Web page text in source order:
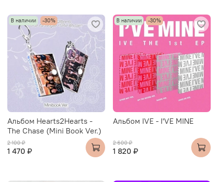
В наличии -30%
Альбом Hearts2Hearts -
The Chase (Mini Book Ver.)
2 100 ₽
1 470 ₽
В наличии -30%
Альбом IVE - I'VE MINE
2 600 ₽
1 820 ₽